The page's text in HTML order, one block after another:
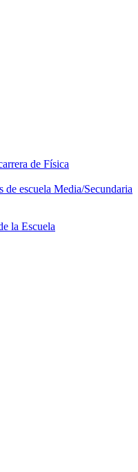
de Física
de escuela Media/Secundaria
la Escuela